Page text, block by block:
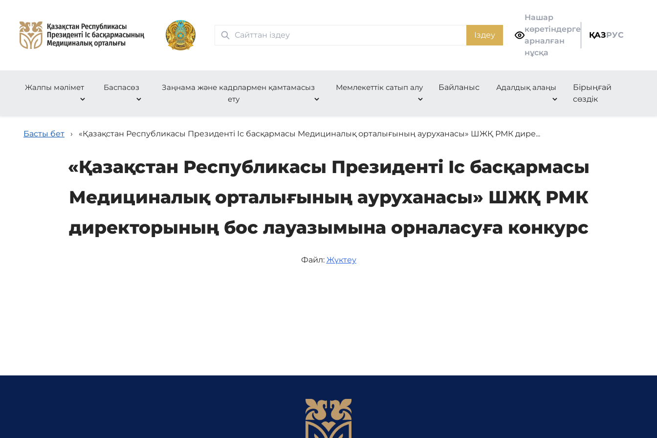
Іздеу
Нашар
көретіндерге
арналған
нұсқа
ҚАЗРУС
Жалпы мәлімет Баспасөз
Заңнама және кадрлармен қамтамасыз
ету
Мемлекеттік сатып алу Байланыс Адалдық алаңы
Бірыңғай
сөздік
Басты бет › «Қазақстан Республикасы Президенті Іс басқармасы Медициналық орталығының ауруханасы» ШЖҚ РМК дире...
«Қазақстан Республикасы Президенті Іс басқармасы
Медициналық орталығының ауруханасы» ШЖҚ РМК
директорының бос лауазымына орналасуға конкурс
Файл: Жүктеу